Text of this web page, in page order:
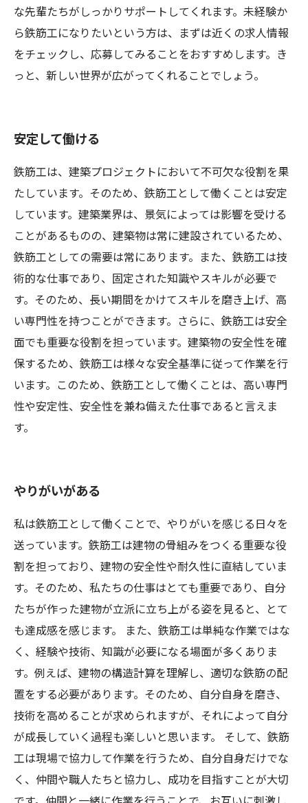
な先輩たちがしっかりサポートしてくれます。未経験か
ら鉄筋工になりたいという方は、まずは近くの求人情報
をチェックし、応募してみることをおすすめします。き
っと、新しい世界が広がってくれることでしょう。
安定して働ける
鉄筋工は、建築プロジェクトにおいて不可欠な役割を果
たしています。そのため、鉄筋工として働くことは安定
しています。建築業界は、景気によっては影響を受ける
ことがあるものの、建築物は常に建設されているため、
鉄筋工としての需要は常にあります。また、鉄筋工は技
術的な仕事であり、固定された知識やスキルが必要で
す。そのため、長い期間をかけてスキルを磨き上げ、高
い専門性を持つことができます。さらに、鉄筋工は安全
面でも重要な役割を担っています。建築物の安全性を確
保するため、鉄筋工は様々な安全基準に従って作業を行
います。このため、鉄筋工として働くことは、高い専門
性や安定性、安全性を兼ね備えた仕事であると言えま
す。
やりがいがある
私は鉄筋工として働くことで、やりがいを感じる日々を
送っています。鉄筋工は建物の骨組みをつくる重要な役
割を担っており、建物の安全性や耐久性に直結していま
す。そのため、私たちの仕事はとても重要であり、自分
たちが作った建物が立派に立ち上がる姿を見ると、とて
も達成感を感じます。 また、鉄筋工は単純な作業ではな
く、経験や技術、知識が必要になる場面が多くありま
す。例えば、建物の構造計算を理解し、適切な鉄筋の配
置をする必要があります。そのため、自分自身を磨き、
技術を高めることが求められますが、それによって自分
が成長していく過程も楽しいと思います。 そして、鉄筋
工は現場で協力して作業を行うため、自分自身だけでな
く、仲間や職人たちと協力し、成功を目指すことが大切